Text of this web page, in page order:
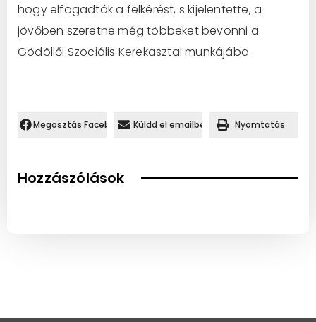
hogy elfogadták a felkérést, s kijelentette, a
jövőben szeretne még többeket bevonni a
Gödöllői Szociális Kerekasztal munkájába.
Megosztás Facebookon.Küldd el emailben Nyomtatás
Hozzászólások